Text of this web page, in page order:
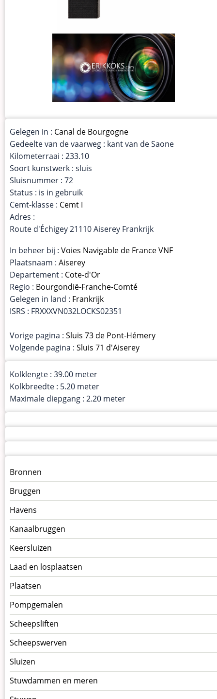
Gelegen in : Canal de Bourgogne
Gedeelte van de vaarweg : kant van de Saone
Kilometerraai : 233.10
Soort kunstwerk : sluis
Sluisnummer : 72
Status : is in gebruik
Cemt-klasse : Cemt I
Adres :
Route d'Échigey 21110 Aiserey Frankrijk
In beheer bij : Voies Navigable de France VNF
Plaatsnaam : Aiserey
Departement : Cote-d'Or
Regio : Bourgondië-Franche-Comté
Gelegen in land : Frankrijk
ISRS : FRXXXVN032LOCKS02351
Vorige pagina : Sluis 73 de Pont-Hémery
Volgende pagina : Sluis 71 d'Aiserey
Kolklengte : 39.00 meter
Kolkbreedte : 5.20 meter
Maximale diepgang : 2.20 meter
Menu
kunstwerken
op
kunstwerkpagina
Bronnen
Bruggen
Havens
Kanaalbruggen
Keersluizen
Laad en losplaatsen
Plaatsen
Pompgemalen
Scheepsliften
Scheepswerven
Sluizen
Stuwdammen en meren